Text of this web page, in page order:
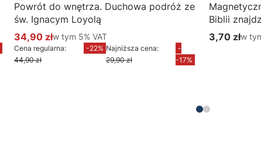
Powrót do wnętrza. Duchowa podróż ze
św. Ignacym Loyolą
Cena promocyjna brutto
34,90 złw tym %s VAT
w tym 5% VAT
Cena regularna:
44,90 zł
-22% Najniższa cena:
29,90 zł
-
-17%
Biblii
Cena brutto
3,70 złw
w